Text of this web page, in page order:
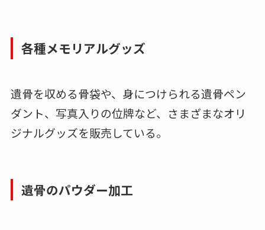
各種メモリアルグッズ
遺骨を収める骨袋や、身につけられる遺骨ペン
ダント、写真入りの位牌など、さまざまなオリ
ジナルグッズを販売している。
遺骨のパウダー加工